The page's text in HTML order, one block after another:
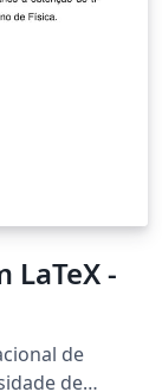
LaTeX -
de
de